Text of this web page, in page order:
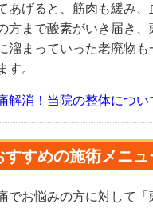
あげると、筋肉も緩み
方まで酸素がいき届き、
溜まっていった老廃物
す。
解消！当院の整体につい
すすめの施術メニュ
でお悩みの方に対して